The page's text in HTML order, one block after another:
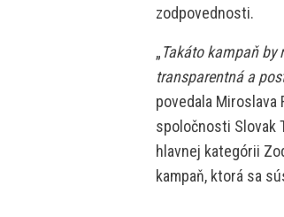
zodpovednosti.
„Takáto kampaň
transparentná a
povedala Miroslava
spoločnosti Slovak
hlavnej kategórii
kampaň, ktorá sa